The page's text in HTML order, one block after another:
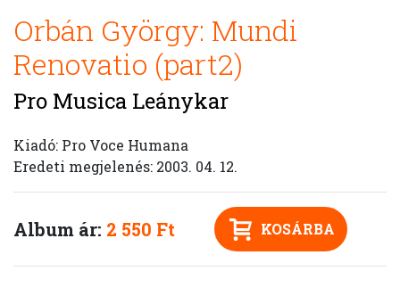
Orbán György: Mundi
Renovatio (part2)
Pro Musica Leánykar
Kiadó: Pro Voce Humana
Eredeti megjelenés: 2003. 04. 12.
Album ár: 2 550 Ft KOSÁRBA